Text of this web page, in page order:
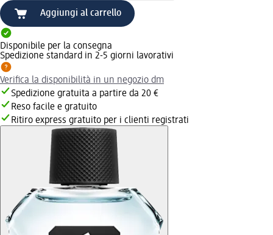
Aggiungi al carrello
Disponibile per la consegna
Spedizione standard in 2-5 giorni lavorativi
Verifica la disponibilità in un negozio dm
Spedizione gratuita a partire da 20 €
Reso facile e gratuito
Ritiro express gratuito per i clienti registrati